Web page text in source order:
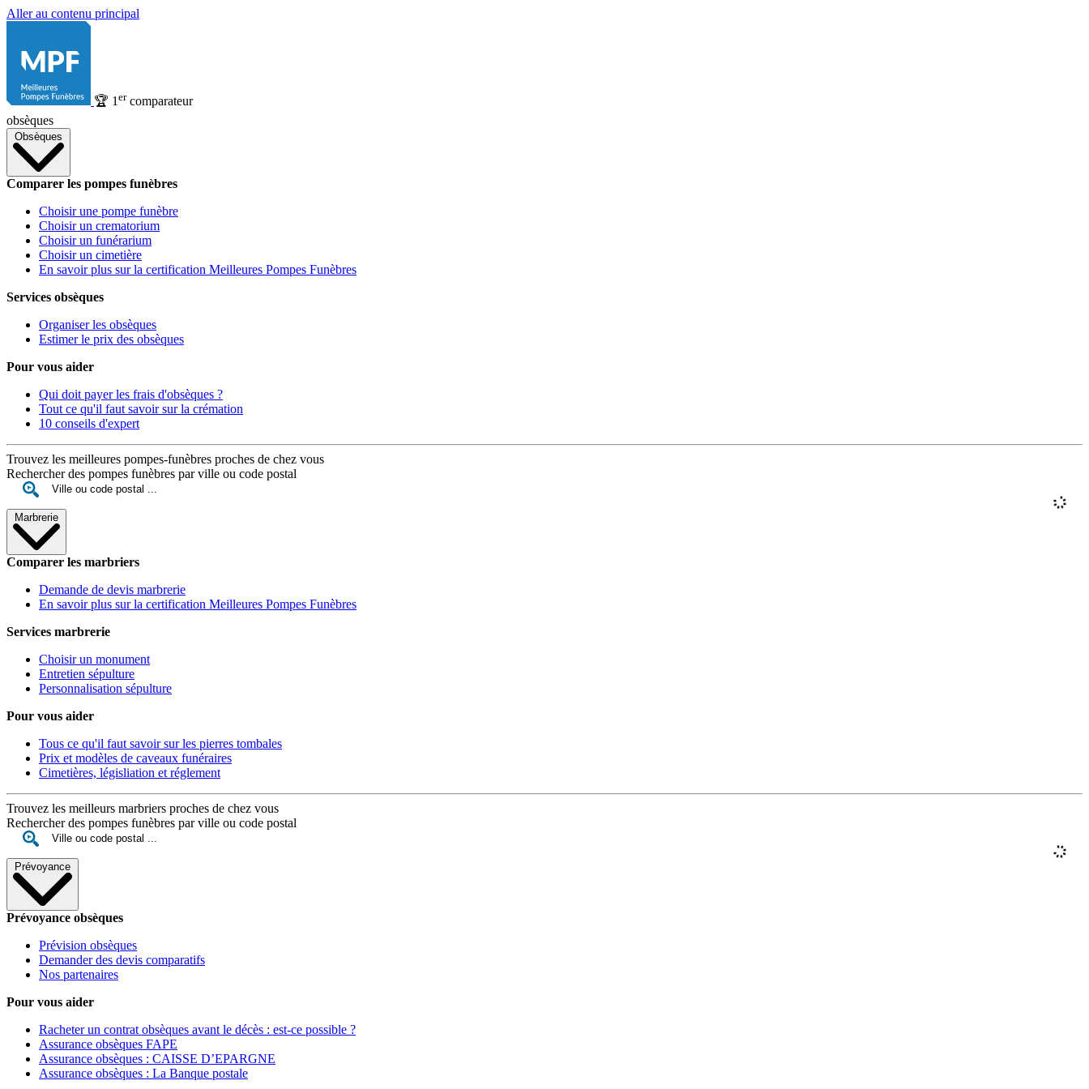
Aller au contenu principal
🏆 1 ercomparateur
obsèques
Obsèques
Comparer les pompes funèbres
Choisir une pompe funèbre
Choisir un crematorium
Choisir un funérarium
Choisir un cimetière
En savoir plus sur la certification Meilleures Pompes Funèbres
Services obsèques
Organiser les obsèques
Estimer le prix des obsèques
Pour vous aider
Qui doit payer les frais d'obsèques ?
Tout ce qu'il faut savoir sur la crémation
10 conseils d'expert
Trouvez les meilleures pompes-funèbres proches de chez vous
Rechercher des pompes funèbres par ville ou code postal
Marbrerie
Comparer les marbriers
Demande de devis marbrerie
En savoir plus sur la certification Meilleures Pompes Funèbres
Services marbrerie
Choisir un monument
Entretien sépulture
Personnalisation sépulture
Pour vous aider
Tous ce qu'il faut savoir sur les pierres tombales
Prix et modèles de caveaux funéraires
Cimetières, législiation et réglement
Trouvez les meilleurs marbriers proches de chez vous
Rechercher des pompes funèbres par ville ou code postal
Prévoyance
Prévoyance obsèques
Prévision obsèques
Demander des devis comparatifs
Nos partenaires
Pour vous aider
Racheter un contrat obsèques avant le décès : est-ce possible ?
Assurance obsèques FAPE
Assurance obsèques : CAISSE D’EPARGNE
Assurance obsèques : La Banque postale